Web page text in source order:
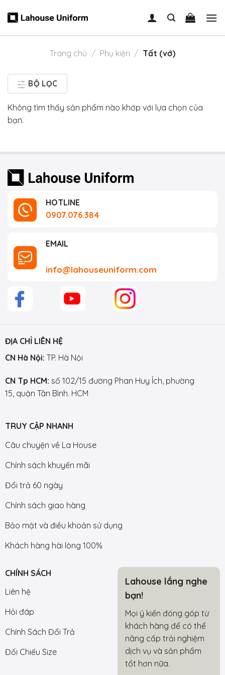
Trang chủ / Phụ kiện / Tất (vớ)
BỘ LỌC
Không tìm thấy sản phẩm nào khớp với lựa chọn của
bạn.
HOTLINE
0907.076.384
EMAIL
info@lahouseuniform.com
ĐỊA CHỈ LIÊN HỆ
CN Hà Nội: TP. Hà Nội
CN Tp HCM: số 102/15 đường Phan Huy Ích, phường
15, quận Tân Bình. HCM
TRUY CẬP NHANH
Câu chuyện về La House
Chính sách khuyến mãi
Đổi trả 60 ngày
Chính sách giao hàng
Bảo mật và điều khoản sử dụng
Khách hàng hài lòng 100%
CHÍNH SÁCH
Liên hệ
Hỏi đáp
Chính Sách Đổi Trả
Đối Chiếu Size
Lahouse lắng nghe
bạn!
Mọi ý kiến đóng góp từ
khách hàng để có thể
nâng cấp trải nghiệm
dịch vụ và sản phẩm
tốt hơn nữa.